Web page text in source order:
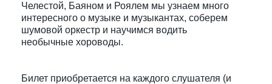
Челестой, Баяном и Роялем мы узнаем много
интересного о музыке и музыкантах, соберем
шумовой оркестр и научимся водить
необычные хороводы.
Билет приобретается на каждого слушателя (и